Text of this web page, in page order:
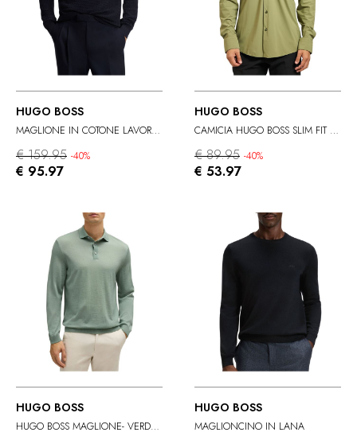
HUGO BOSS
MAGLIONE IN COTONE LAVORATO
€ 159.95 -40%
€ 95.97
HUGO BOSS
CAMICIA HUGO BOSS SLIM FIT VERDE.
€ 89.95 -40%
€ 53.97
HUGO BOSS
HUGO BOSS MAGLIONE- VERDE CHIARO
HUGO BOSS
MAGLIONCINO IN LANA